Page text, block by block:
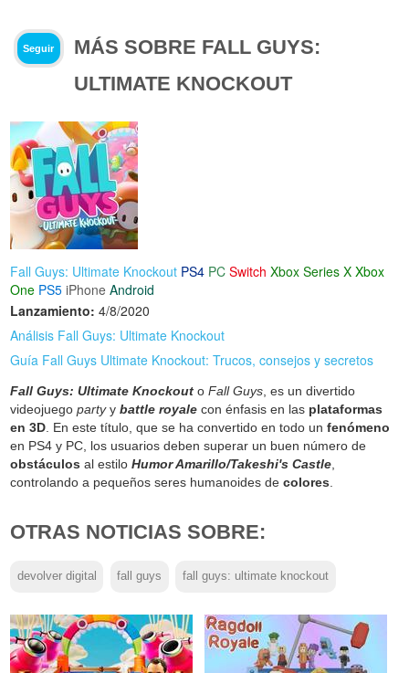
Seguir
MÁS SOBRE FALL GUYS:
ULTIMATE KNOCKOUT
Fall Guys: Ultimate Knockout PS4 PC Switch Xbox Series X Xbox
One PS5 iPhone Android
Lanzamiento: 4/8/2020
Análisis Fall Guys: Ultimate Knockout
Guía Fall Guys Ultimate Knockout: Trucos, consejos y secretos
Fall Guys: Ultimate Knockout oFall Guys, es un divertido
videojuegopartyybattle royale con énfasis en las plataformas
en 3D. En este título, que se ha convertido en todo unfenómeno
en PS4 y PC, los usuarios deben superar un buen número de
obstáculos al estiloHumor Amarillo/Takeshi's Castle,
controlando a pequeños seres humanoides decolores.
OTRAS NOTICIAS SOBRE:
devolver digital fall guys fall guys: ultimate knockout